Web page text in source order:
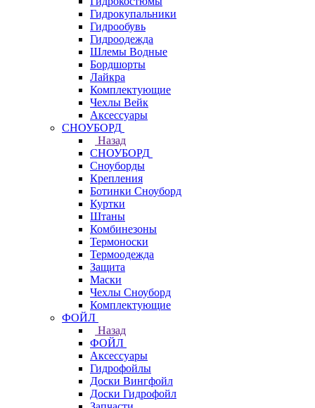
Гидрокупальники
Гидрообувь
Гидроодежда
Шлемы Водные
Бордшорты
Лайкра
Комплектующие
Чехлы Вейк
Аксессуары
СНОУБОРД
Назад
СНОУБОРД
Сноуборды
Крепления
Ботинки Сноуборд
Куртки
Штаны
Комбинезоны
Термоноски
Термоодежда
Защита
Маски
Чехлы Сноуборд
Комплектующие
ФОЙЛ
Назад
ФОЙЛ
Аксессуары
Гидрофойлы
Доски Вингфойл
Доски Гидрофойл